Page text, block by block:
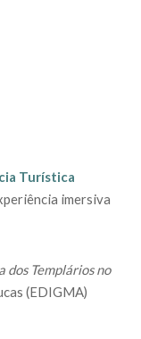
Turística
imersiva
dos Templários no
(EDIGMA)